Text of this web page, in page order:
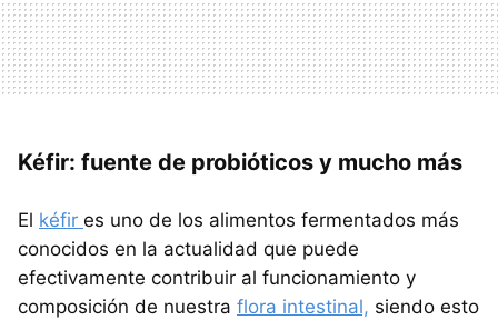
Kéfir: fuente de probióticos y mucho más
El kéfir es uno de los alimentos fermentados más
conocidos en la actualidad que puede
efectivamente contribuir al funcionamiento y
composición de nuestra flora intestinal, siendo esto